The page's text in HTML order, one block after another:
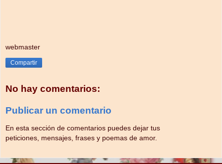
webmaster
Compartir
No hay comentarios:
Publicar un comentario
En esta sección de comentarios puedes dejar tus
peticiones, mensajes, frases y poemas de amor.